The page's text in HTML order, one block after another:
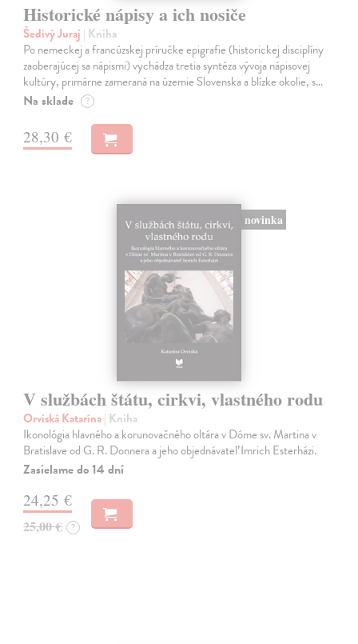
Historické nápisy a ich nosiče
Šedivý Juraj | Kniha
Po nemeckej a francúzskej príručke epigrafie (historickej disciplíny
zaoberajúcej sa nápismi) vychádza tretia syntéza vývoja nápisovej
kultúry, primárne zameraná na územie Slovenska a blízke okolie, s…
Na sklade ?
28,30 €
novinka
V službách štátu, cirkvi, vlastného rodu
Orviská Katarína| Kniha
Ikonológia hlavného a korunovačného oltára v Dóme sv. Martina v
Bratislave od G. R. Donnera a jeho objednávateľ Imrich Esterházi.
Zasielame do 14 dní
24,25 €
25,00 € ?